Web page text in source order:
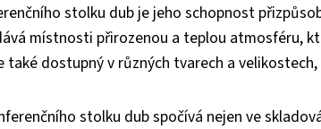
stolku dub je jeho schopnost
místnosti přirozenou a teplou atmosféru,
také dostupný v různých tvarech a
stolku dub spočívá nejen ve